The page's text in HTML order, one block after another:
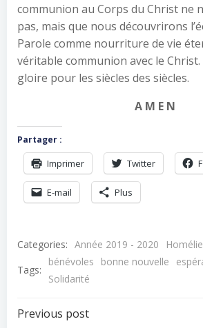
communion au Corps du Christ ne
pas, mais que nous découvrirons
Parole comme nourriture de vie
véritable communion avec le
gloire pour les siècles des siècles.
A M E N
Partager :
Imprimer Twitter
E-mail Plus
Categories: Année 2019 - 2020 Homélie
Tags:
bénévoles bonne nouvelle
Solidarité
Previous post